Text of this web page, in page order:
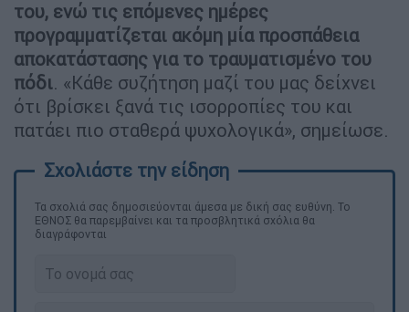
του, ενώ τις επόμενες ημέρες
προγραμματίζεται ακόμη μία προσπάθεια
αποκατάστασης για το τραυματισμένο του
πόδι. «Κάθε συζήτηση μαζί του μας δείχνει
ότι βρίσκει ξανά τις ισορροπίες του και
πατάει πιο σταθερά ψυχολογικά», σημείωσε.
Τα σχολιά σας δημοσιεύονται άμεσα με δική σας ευθύνη. Το
ΕΘΝΟΣ θα παρεμβαίνει και τα προσβλητικά σχόλια θα
διαγράφονται